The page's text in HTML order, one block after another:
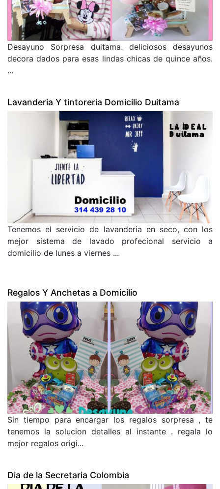
Desayuno Sorpresa duitama. deliciosos desayunos
decora dados para esas lindas chicas de quince años.
...
Lavanderia Y tintoreria Domicilio Duitama
Tenemos el servicio de lavanderia en seco, con los
mejor sistema de lavado profecional servicio a
domicilio de lunes a viernes ...
Regalos Y Anchetas a Domicilio
Sin tiempo para encargar los regalos sorpresa , te
tenemos la solucion detalles al instante . regala lo
mejor regalos origi...
Dia de la Secretaria Colombia